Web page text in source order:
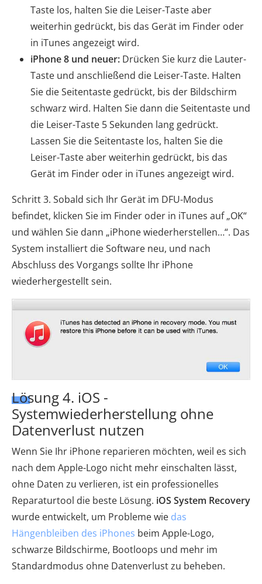
Taste los, halten Sie die Leiser-Taste aber
weiterhin gedrückt, bis das Gerät im Finder oder
in iTunes angezeigt wird.
iPhone 8 und neuer: Drücken Sie kurz die Lauter-
Taste und anschließend die Leiser-Taste. Halten
Sie die Seitentaste gedrückt, bis der Bildschirm
schwarz wird. Halten Sie dann die Seitentaste und
die Leiser-Taste 5 Sekunden lang gedrückt.
Lassen Sie die Seitentaste los, halten Sie die
Leiser-Taste aber weiterhin gedrückt, bis das
Gerät im Finder oder in iTunes angezeigt wird.
Schritt 3. Sobald sich Ihr Gerät im DFU-Modus
befindet, klicken Sie im Finder oder in iTunes auf „OK“
und wählen Sie dann „iPhone wiederherstellen…“. Das
System installiert die Software neu, und nach
Abschluss des Vorgangs sollte Ihr iPhone
wiederhergestellt sein.
Lösung 4. iOS -
Systemwiederherstellung ohne
Datenverlust nutzen
Wenn Sie Ihr iPhone reparieren möchten, weil es sich
nach dem Apple-Logo nicht mehr einschalten lässt,
ohne Daten zu verlieren, ist ein professionelles
Reparaturtool die beste Lösung. iOS System Recovery
wurde entwickelt, um Probleme wie das
Hängenbleiben des iPhones beim Apple-Logo,
schwarze Bildschirme, Bootloops und mehr im
Standardmodus ohne Datenverlust zu beheben.